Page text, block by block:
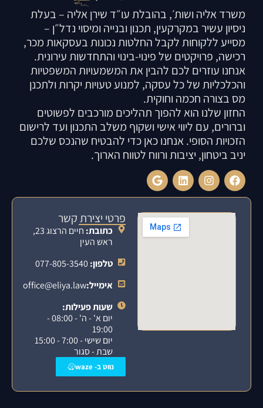
משרד אליה ושות׳, בהובלת עו״ד שירן אליה – בעלת
ניסיון עשיר במקרקעין, תכנון ובנייה ומיסוי נדל״ן –
מסייע ללקוחות לקבל החלטות נכונות בעסקאות מכר,
רכישה, פרויקטים של פינוי-בינוי והתחדשות עירונית.
אנחנו עוזרים לכם להבין את המשמעויות המשפטיות
והכלכליות של כל עסקה, למנוע טעויות יקרות ולתכנן
מס בצורה חכמה וחוקית.
החזון שלנו הוא להפוך תהליכים מורכבים לפשוטים
וברורים, עם ליווי אישי ושקוף משלב התכנון ועד לרישום
הזכויות הסופי. אנחנו כאן כדי להבטיח שהנכס שלכם
יניב ביטחון, יציבות ורווח לטווח הארוך.
פרטי יצירת קשר
כתובת:
חיים הרצוג 23,
ראש העין
טלפון:077-805-3540
אימייל:office@eliya.law
שעות פעילות:
יום א' - ה' - 08:00 -
19:00
יום שישי - 7:00 - 15:00
שבת - סגור
נווט ב- waze